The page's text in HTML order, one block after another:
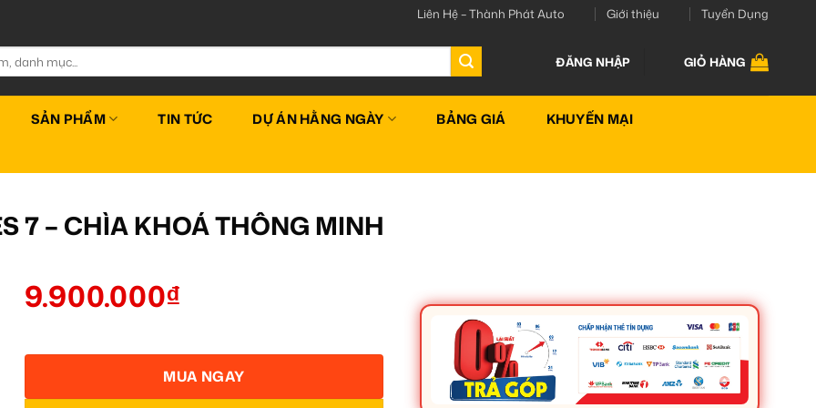
Liên Hệ – Thành Phát Auto Giới thiệu Tuyển Dụng
ĐĂNG NHẬP GIỎ HÀNG
SẢN PHẨM TIN TỨC DỰ ÁN HẰNG NGÀY BẢNG GIÁ KHUYẾN MẠI
7 – CHÌA KHOÁ THÔNG MINH
9.900.000₫
MUA NGAY